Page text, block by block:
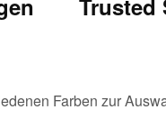
Trusted
Farben zur